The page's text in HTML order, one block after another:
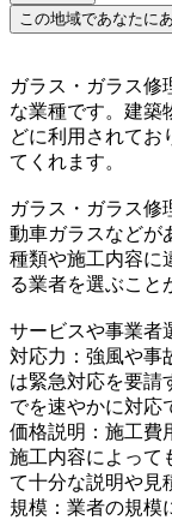
この地域であなたに
ガラス・ガラス修
な業種です。建築
どに利用されてお
てくれます。
ガラス・ガラス修
動車ガラスなどが
種類や施工内容に
る業者を選ぶこと
サービスや事業者
対応力：強風や事
は緊急対応を要請
でを速やかに対応
価格説明：施工費
施工内容によって
て十分な説明や見
規模：業者の規模